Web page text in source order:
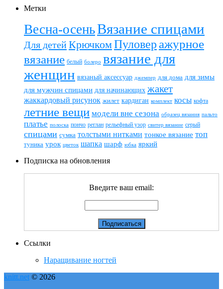
Метки
Весна-осеньВязание спицами
Для детейКрючкомПуловер ажурное
вязание белый болеро вязание для
женщин вязаный аксессуар джемпер для дома для зимы
для мужчин спицами для начинающих жакет
жаккардовый рисунок жилет кардиган комплект косы кофта
летние вещи модели вне сезона образец вязания пальто
платье полоска пончо реглан рельефный узор свитер вязание серый
спицами сумка толстыми нитками тонкое вязание топ
туника урок цветок шапка шарф юбка яркий
Подписка на обновления
Введите ваш email:
Ссылки
Наращивание ногтей
knitt.net © 2026